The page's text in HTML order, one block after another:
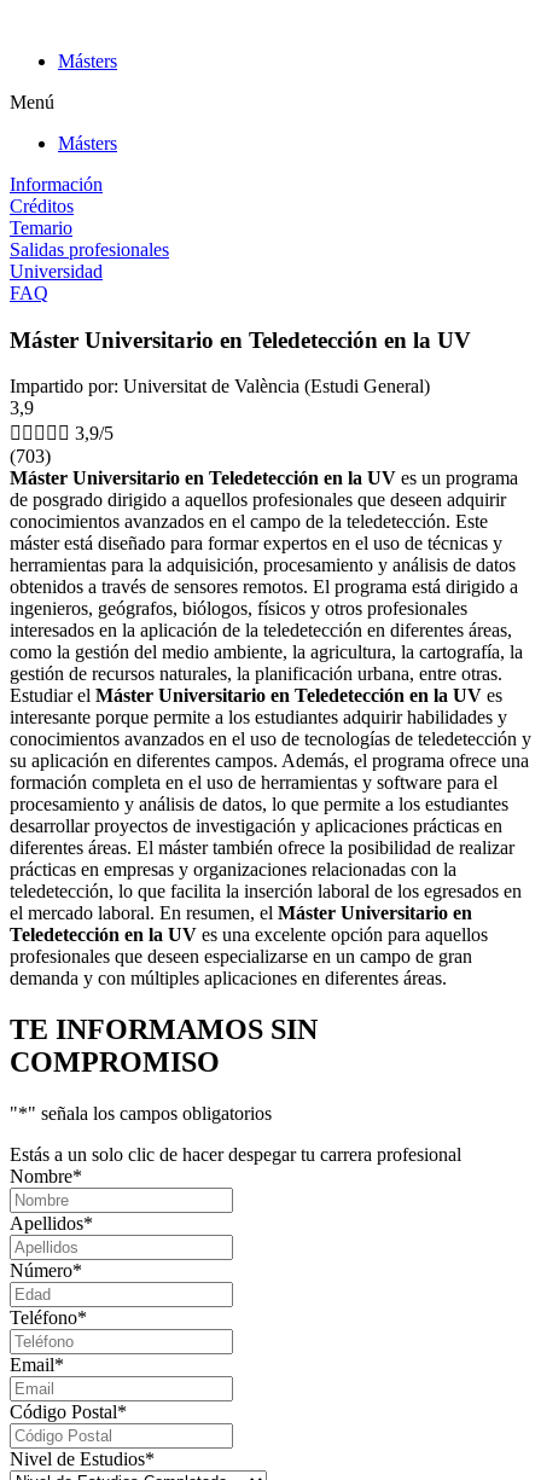
contenidoMásters
Menú
Másters
Información
Créditos
Temario
Salidas profesionales
Universidad
FAQ
Máster Universitario en Teledetección en la UV
Impartido por: Universitat de València (Estudi General)
3,9
     3,9/5
(703)
Máster Universitario en Teledetección en la UV es un programa
de posgrado dirigido a aquellos profesionales que deseen adquirir
conocimientos avanzados en el campo de la teledetección. Este
máster está diseñado para formar expertos en el uso de técnicas y
herramientas para la adquisición, procesamiento y análisis de datos
obtenidos a través de sensores remotos. El programa está dirigido a
ingenieros, geógrafos, biólogos, físicos y otros profesionales
interesados en la aplicación de la teledetección en diferentes áreas,
como la gestión del medio ambiente, la agricultura, la cartografía, la
gestión de recursos naturales, la planificación urbana, entre otras.
Estudiar el Máster Universitario en Teledetección en la UV es
interesante porque permite a los estudiantes adquirir habilidades y
conocimientos avanzados en el uso de tecnologías de teledetección y
su aplicación en diferentes campos. Además, el programa ofrece una
formación completa en el uso de herramientas y software para el
procesamiento y análisis de datos, lo que permite a los estudiantes
desarrollar proyectos de investigación y aplicaciones prácticas en
diferentes áreas. El máster también ofrece la posibilidad de realizar
prácticas en empresas y organizaciones relacionadas con la
teledetección, lo que facilita la inserción laboral de los egresados en
el mercado laboral. En resumen, el Máster Universitario en
Teledetección en la UV es una excelente opción para aquellos
profesionales que deseen especializarse en un campo de gran
demanda y con múltiples aplicaciones en diferentes áreas.
TE INFORMAMOS SIN
COMPROMISO
"*" señala los campos obligatorios
Estás a un solo clic de hacer despegar tu carrera profesional
Nombre*
Apellidos*
Número*
Teléfono*
Email*
Código Postal*
Nivel de Estudios*